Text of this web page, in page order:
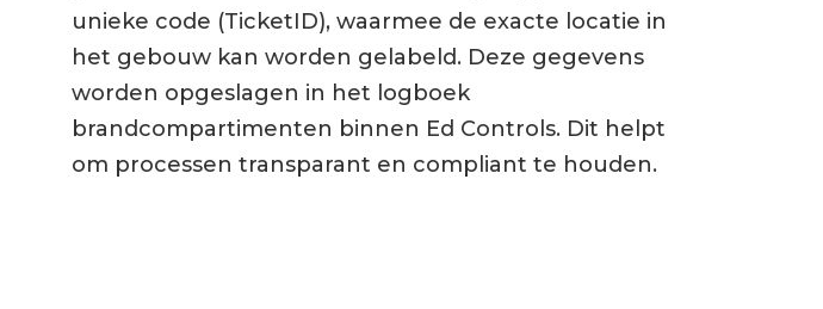
unieke code (TicketID), waarmee de exacte locatie in
het gebouw kan worden gelabeld. Deze gegevens
worden opgeslagen in het logboek
brandcompartimenten binnen Ed Controls. Dit helpt
om processen transparant en compliant te houden.